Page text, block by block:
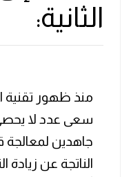
الثانية:
سعى عدد لا
جاهدين لمعالجة
الناتجة عن زيادة